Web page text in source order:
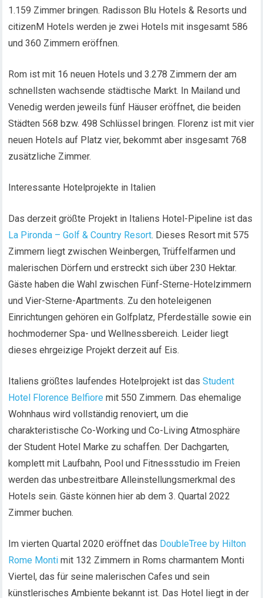
1.159 Zimmer bringen. Radisson Blu Hotels & Resorts und
citizenM Hotels werden je zwei Hotels mit insgesamt 586
und 360 Zimmern eröffnen.
Rom ist mit 16 neuen Hotels und 3.278 Zimmern der am
schnellsten wachsende städtische Markt. In Mailand und
Venedig werden jeweils fünf Häuser eröffnet, die beiden
Städten 568 bzw. 498 Schlüssel bringen. Florenz ist mit vier
neuen Hotels auf Platz vier, bekommt aber insgesamt 768
zusätzliche Zimmer.
Interessante Hotelprojekte in Italien
Das derzeit größte Projekt in Italiens Hotel-Pipeline ist das
La Pironda – Golf & Country Resort. Dieses Resort mit 575
Zimmern liegt zwischen Weinbergen, Trüffelfarmen und
malerischen Dörfern und erstreckt sich über 230 Hektar.
Gäste haben die Wahl zwischen Fünf-Sterne-Hotelzimmern
und Vier-Sterne-Apartments. Zu den hoteleigenen
Einrichtungen gehören ein Golfplatz, Pferdeställe sowie ein
hochmoderner Spa- und Wellnessbereich. Leider liegt
dieses ehrgeizige Projekt derzeit auf Eis.
Italiens größtes laufendes Hotelprojekt ist dasStudent
Hotel Florence Belfiore mit 550 Zimmern. Das ehemalige
Wohnhaus wird vollständig renoviert, um die
charakteristische Co-Working und Co-Living Atmosphäre
der Student Hotel Marke zu schaffen. Der Dachgarten,
komplett mit Laufbahn, Pool und Fitnessstudio im Freien
werden das unbestreitbare Alleinstellungsmerkmal des
Hotels sein. Gäste können hier ab dem 3. Quartal 2022
Zimmer buchen.
Im vierten Quartal 2020 eröffnet das DoubleTree by Hilton
Rome Montimit 132 Zimmern in Roms charmantem Monti
Viertel, das für seine malerischen Cafes und sein
künstlerisches Ambiente bekannt ist. Das Hotel liegt in der